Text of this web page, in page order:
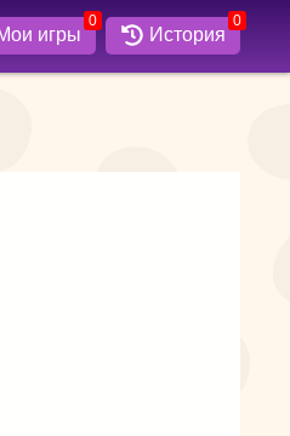
игры
0
История
0